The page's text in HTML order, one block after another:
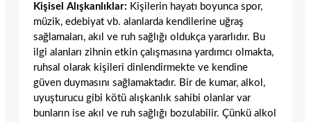
Kişisel Alışkanlıklar: Kişilerin hayatı boyunca spor,
müzik, edebiyat vb. alanlarda kendilerine uğraş
sağlamaları, akıl ve ruh sağlığı oldukça yararlıdır. Bu
ilgi alanları zihnin etkin çalışmasına yardımcı olmakta,
ruhsal olarak kişileri dinlendirmekte ve kendine
güven duymasını sağlamaktadır. Bir de kumar, alkol,
uyuşturucu gibi kötü alışkanlık sahibi olanlar var
bunların ise akıl ve ruh sağlığı bozulabilir. Çünkü alkol